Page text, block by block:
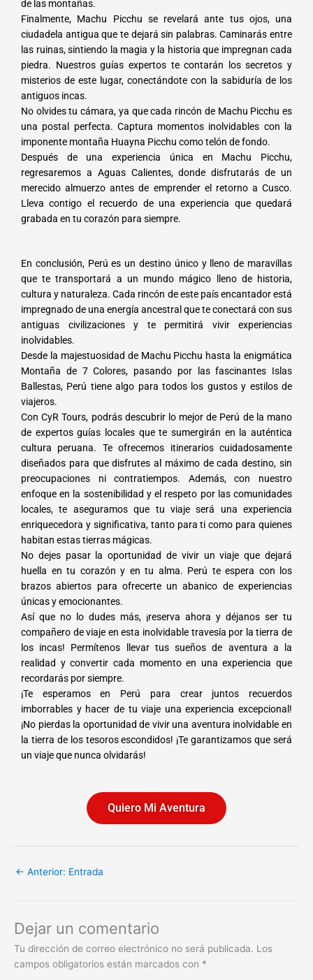
de las montañas.
Finalmente, Machu Picchu se revelará ante tus ojos, una
ciudadela antigua que te dejará sin palabras. Caminarás entre
las ruinas, sintiendo la magia y la historia que impregnan cada
piedra. Nuestros guías expertos te contarán los secretos y
misterios de este lugar, conectándote con la sabiduría de los
antiguos incas.
No olvides tu cámara, ya que cada rincón de Machu Picchu es
una postal perfecta. Captura momentos inolvidables con la
imponente montaña Huayna Picchu como telón de fondo.
Después de una experiencia única en Machu Picchu,
regresaremos a Aguas Calientes, donde disfrutarás de un
merecido almuerzo antes de emprender el retorno a Cusco.
Lleva contigo el recuerdo de una experiencia que quedará
grabada en tu corazón para siempre.
En conclusión, Perú es un destino único y lleno de maravillas
que te transportará a un mundo mágico lleno de historia,
cultura y naturaleza. Cada rincón de este país encantador está
impregnado de una energía ancestral que te conectará con sus
antiguas civilizaciones y te permitirá vivir experiencias
inolvidables.
Desde la majestuosidad de Machu Picchu hasta la enigmática
Montaña de 7 Colores, pasando por las fascinantes Islas
Ballestas, Perú tiene algo para todos los gustos y estilos de
viajeros.
Con CyR Tours, podrás descubrir lo mejor de Perú de la mano
de expertos guías locales que te sumergirán en la auténtica
cultura peruana. Te ofrecemos itinerarios cuidadosamente
diseñados para que disfrutes al máximo de cada destino, sin
preocupaciones ni contratiempos. Además, con nuestro
enfoque en la sostenibilidad y el respeto por las comunidades
locales, te aseguramos que tu viaje será una experiencia
enriquecedora y significativa, tanto para ti como para quienes
habitan estas tierras mágicas.
No dejes pasar la oportunidad de vivir un viaje que dejará
huella en tu corazón y en tu alma. Perú te espera con los
brazos abiertos para ofrecerte un abanico de experiencias
únicas y emocionantes.
Así que no lo dudes más, ¡reserva ahora y déjanos ser tu
compañero de viaje en esta inolvidable travesía por la tierra de
los incas! Permítenos llevar tus sueños de aventura a la
realidad y convertir cada momento en una experiencia que
recordarás por siempre.
¡Te esperamos en Perú para crear juntos recuerdos
imborrables y hacer de tu viaje una experiencia excepcional!
¡No pierdas la oportunidad de vivir una aventura inolvidable en
la tierra de los tesoros escondidos! ¡Te garantizamos que será
un viaje que nunca olvidarás!
Quiero Mi Aventura
← Anterior: Entrada
Dejar un comentario
Tu dirección de correo electrónico no será publicada. Los
campos obligatorios están marcados con *